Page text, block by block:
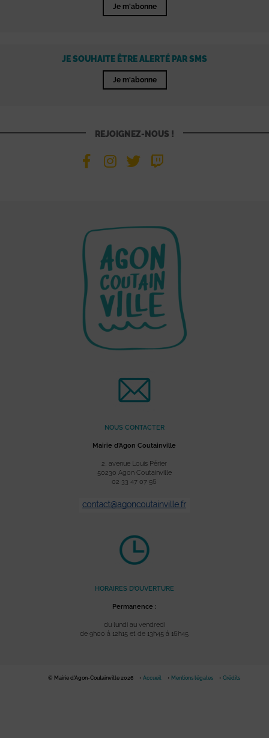
Je m'abonne
JE SOUHAITE ÊTRE ALERTÉ PAR SMS
Je m'abonne
REJOIGNEZ-NOUS !
NOUS CONTACTER
Mairie d’Agon Coutainville
2, avenue Louis Périer
50230 Agon Coutainville
02 33 47 07 56
HORAIRES D’OUVERTURE
Permanence :
du lundi au vendredi
de 9h00 à 12h15 et de 13h45 à 16h45
© Mairie d'Agon-Coutainville 2026 Accueil Mentions légales Crédits